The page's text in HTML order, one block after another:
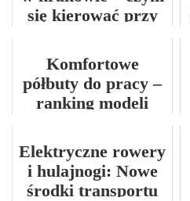
się kierować przy
Komfortowe
półbuty do pracy –
ranking modeli
Elektryczne rowery
i hulajnogi: Nowe
środki transportu